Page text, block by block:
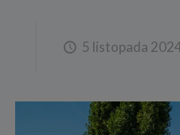
5 listopada